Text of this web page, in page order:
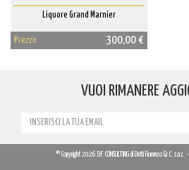
Liquore Grand Marnier
Prezzo 300,00 €
VUOI RIMANERE
© Copyright 2026 D.F. CONSULTING di Detti Fiorenzo & C.